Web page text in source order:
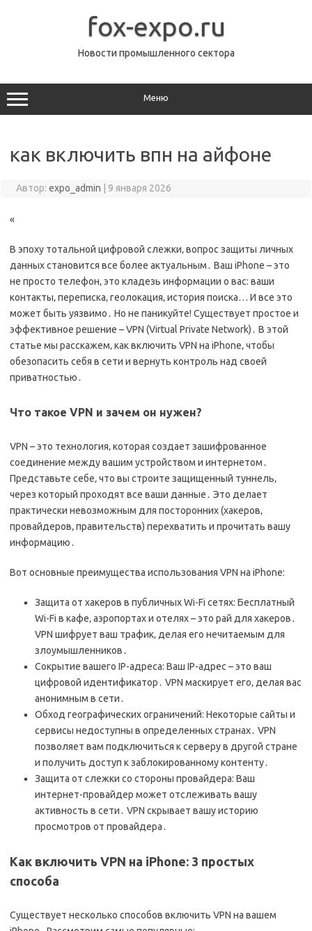
fox-expo.ru
Новости промышленного сектора
Меню
как включить впн на айфоне
Автор: expo_admin 9 января 2026
«
В эпоху тотальной цифровой слежки‚ вопрос защиты личных
данных становится все более актуальным․ Ваш iPhone – это
не просто телефон‚ это кладезь информации о вас: ваши
контакты‚ переписка‚ геолокация‚ история поиска… И все это
может быть уязвимо․ Но не паникуйте! Существует простое и
эффективное решение – VPN (Virtual Private Network)․ В этой
статье мы расскажем‚ как включить VPN на iPhone‚ чтобы
обезопасить себя в сети и вернуть контроль над своей
приватностью․
Что такое VPN и зачем он нужен?
VPN – это технология‚ которая создает зашифрованное
соединение между вашим устройством и интернетом․
Представьте себе‚ что вы строите защищенный туннель‚
через который проходят все ваши данные․ Это делает
практически невозможным для посторонних (хакеров‚
провайдеров‚ правительств) перехватить и прочитать вашу
информацию․
Вот основные преимущества использования VPN на iPhone:
Защита от хакеров в публичных Wi-Fi сетях: Бесплатный
Wi-Fi в кафе‚ аэропортах и отелях – это рай для хакеров․
VPN шифрует ваш трафик‚ делая его нечитаемым для
злоумышленников․
Сокрытие вашего IP-адреса: Ваш IP-адрес – это ваш
цифровой идентификатор․ VPN маскирует его‚ делая вас
анонимным в сети․
Обход географических ограничений: Некоторые сайты и
сервисы недоступны в определенных странах․ VPN
позволяет вам подключиться к серверу в другой стране
и получить доступ к заблокированному контенту․
Защита от слежки со стороны провайдера: Ваш
интернет-провайдер может отслеживать вашу
активность в сети․ VPN скрывает вашу историю
просмотров от провайдера․
Как включить VPN на iPhone: 3 простых
способа
Существует несколько способов включить VPN на вашем